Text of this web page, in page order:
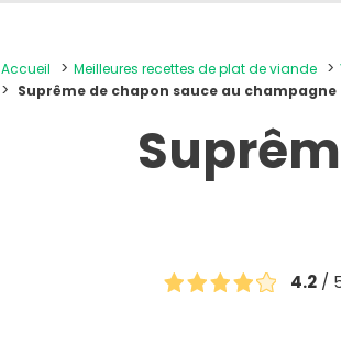
Accueil Meilleures recettes de plat de viande
Suprême de chapon sauce au champagne
4.2/